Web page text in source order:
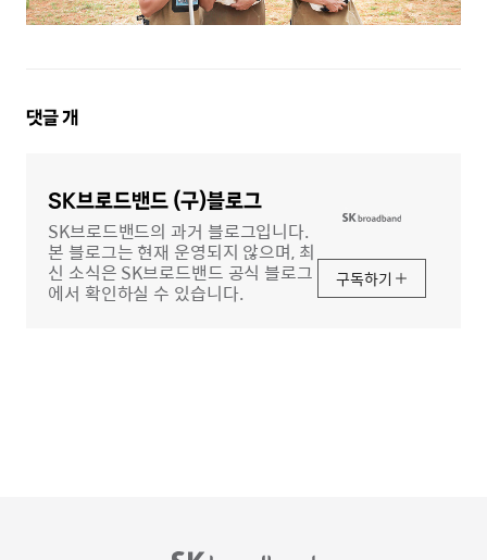
댓
댓글개
SK브로드밴드 (구)블로그
SK브로드밴드의 과거 블로그입니다.
본 블로그는 현재 운영되지 않으며, 최
신 소식은 SK브로드밴드 공식 블로그
에서 확인하실 수 있습니다.
구독하기